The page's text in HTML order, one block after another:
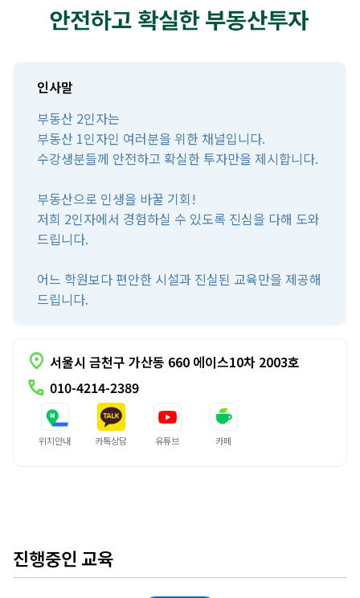
인사말
부동산 2인자는
부동산 1인자인 여러분을 위한 채널입니다.
수강생분들께 안전하고 확실한 투자만을 제시합니다.
부동산으로 인생을 바꿀 기회!
저희 2인자에서 경험하실 수 있도록 진심을 다해 도와
드립니다.
어느 학원보다 편안한 시설과 진실된 교육만을 제공해
드립니다.
location_on 서울시 금천구 가산동 660 에이스10차 2003호
call 010-4214-2389
위치안내 카톡상담 유튜브 카페
진행중인 교육